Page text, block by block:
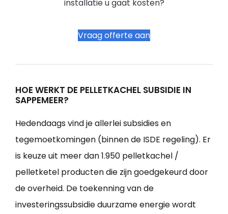
installatie u gaat kosten?
Vraag offerte aan
HOE WERKT DE PELLETKACHEL SUBSIDIE IN
SAPPEMEER?
Hedendaags vind je allerlei subsidies en
tegemoetkomingen (binnen de ISDE regeling). Er
is keuze uit meer dan 1.950 pelletkachel /
pelletketel producten die zijn goedgekeurd door
de overheid. De toekenning van de
investeringssubsidie duurzame energie wordt